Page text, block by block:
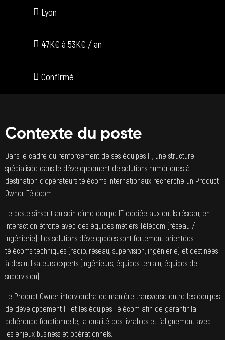
Lyon
47K€ à 53K€ / an
Confirmé
Contexte du poste
Dans le cadre du renforcement de ses équipes IT, une structure
spécialisée dans le développement de solutions numériques à
destination d’opérateurs télécoms internationaux recherche un Product
Owner Télécom.
Le poste s’inscrit au sein d’une équipe IT dédiée aux outils réseau, en
interaction étroite avec des équipes métiers Télécom (réseau /
ingénierie). Les solutions développées sont fortement orientées
télécoms techniques (radio, réseau, supervision, ingénierie) et destinées
à des utilisateurs experts (ingénieurs, équipes terrain, équipes de
supervision).
Le Product Owner interviendra de manière transverse entre les équipes
de développement IT et les équipes Télécom afin de garantir la
cohérence fonctionnelle, la qualité des livrables et l’alignement avec
les enjeux business et opérationnels.